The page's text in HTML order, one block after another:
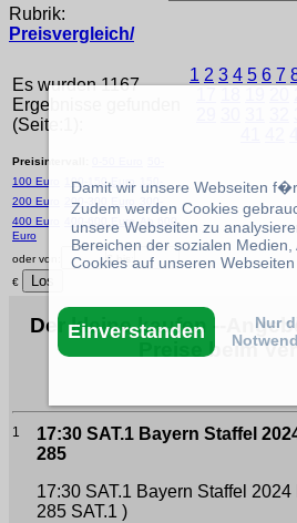
Rubrik:
Preisvergleich/
Es wurden 1167
Ergebnisse gefunden
(Seite:1):
1 2 3 4 5 6 7
Preisintervall:
100 Euro
100-150 Euro
200 Euro
200-300 Euro
300-
400 Euro
400-600 Euro
Ab 600
Euro
oder von:
€ bis:
€
Der kleine kaufen --
Preise beim
1
17:30 SAT.1 Bayern Staffel
285
17:30 SAT.1 Bayern Staffel 2024
285 SAT.1 )
Damit wir unsere Webseiten
Zudem werden Cookies
unsere Webseiten zu
Bereichen der sozialen
Cookies auf unseren
Einverstanden
Nur